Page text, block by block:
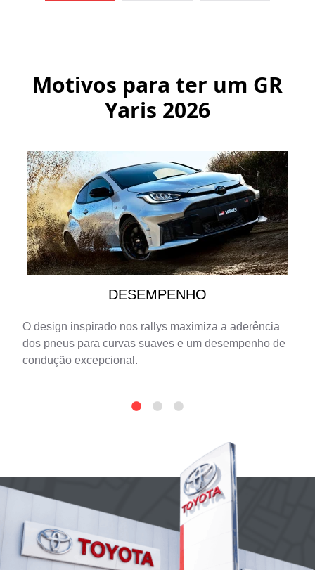
Motivos para ter um GR
Yaris 2026
DESEMPENHO
O design inspirado nos rallys maximiza a aderência
dos pneus para curvas suaves e um desempenho de
condução excepcional.